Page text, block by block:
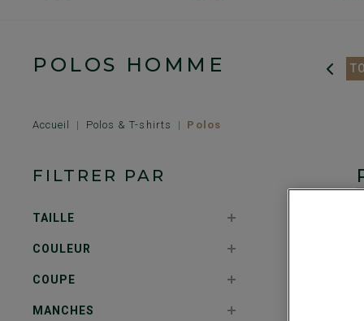
POLOS HOMMEPOLOS MANCHES LONGUES
Accueil Polos & T-shirts Polos
FILTRER PAR
TAILLE
COULEUR
COUPE
MANCHES